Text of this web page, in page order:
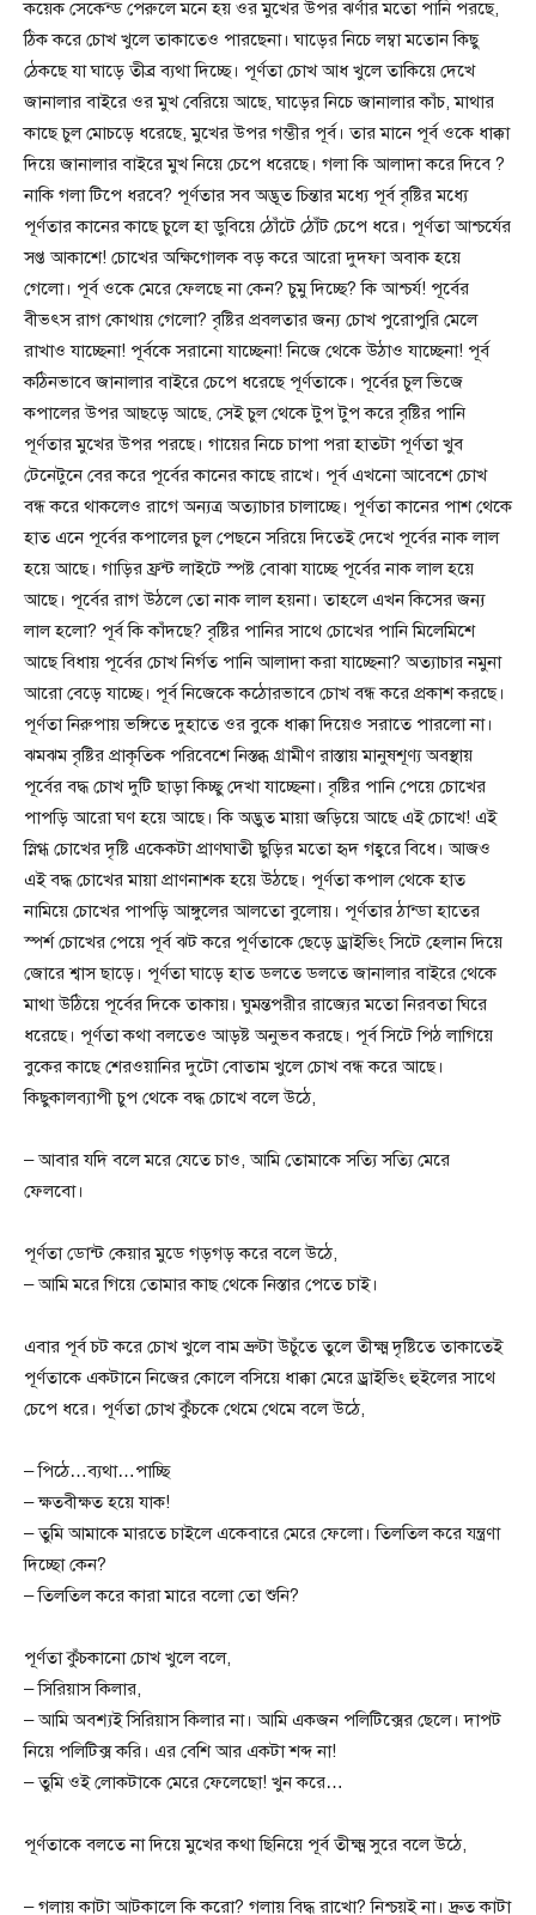
কয়েক সেকেন্ড পেরুলে মনে হয় ওর মুখের উপর ঝর্ণার মতো পানি পরছে,
ঠিক করে চোখ খুলে তাকাতেও পারছেনা। ঘাড়ের নিচে লম্বা মতোন কিছু
ঠেকছে যা ঘাড়ে তীব্র ব্যথা দিচ্ছে। পূর্ণতা চোখ আধ খুলে তাকিয়ে দেখে
জানালার বাইরে ওর মুখ বেরিয়ে আছে, ঘাড়ের নিচে জানালার কাঁচ, মাথার
কাছে চুল মোচড়ে ধরেছে, মুখের উপর গম্ভীর পূর্ব। তার মানে পূর্ব ওকে ধাক্কা
দিয়ে জানালার বাইরে মুখ নিয়ে চেপে ধরেছে। গলা কি আলাদা করে দিবে ?
নাকি গলা টিপে ধরবে? পূর্ণতার সব অদ্ভূত চিন্তার মধ্যে পূর্ব বৃষ্টির মধ্যে
পূর্ণতার কানের কাছে চুলে হা ডুবিয়ে ঠোঁটে ঠোঁট চেপে ধরে। পূর্ণতা আশ্চর্যের
সপ্ত আকাশে! চোখের অক্ষিগোলক বড় করে আরো দুদফা অবাক হয়ে
গেলো। পূর্ব ওকে মেরে ফেলছে না কেন? চুমু দিচ্ছে? কি আশ্চর্য! পূর্বের
বীভৎস রাগ কোথায় গেলো? বৃষ্টির প্রবলতার জন্য চোখ পুরোপুরি মেলে
রাখাও যাচ্ছেনা! পূর্বকে সরানো যাচ্ছেনা! নিজে থেকে উঠাও যাচ্ছেনা! পূর্ব
কঠিনভাবে জানালার বাইরে চেপে ধরেছে পূর্ণতাকে। পূর্বের চুল ভিজে
কপালের উপর আছড়ে আছে, সেই চুল থেকে টুপ টুপ করে বৃষ্টির পানি
পূর্ণতার মুখের উপর পরছে। গায়ের নিচে চাপা পরা হাতটা পূর্ণতা খুব
টেনেটুনে বের করে পূর্বের কানের কাছে রাখে। পূর্ব এখনো আবেশে চোখ
বন্ধ করে থাকলেও রাগে অন্যত্র অত্যাচার চালাচ্ছে। পূর্ণতা কানের পাশ থেকে
হাত এনে পূর্বের কপালের চুল পেছনে সরিয়ে দিতেই দেখে পূর্বের নাক লাল
হয়ে আছে। গাড়ির ফ্রন্ট লাইটে স্পষ্ট বোঝা যাচ্ছে পূর্বের নাক লাল হয়ে
আছে। পূর্বের রাগ উঠলে তো নাক লাল হয়না। তাহলে এখন কিসের জন্য
লাল হলো? পূর্ব কি কাঁদছে? বৃষ্টির পানির সাথে চোখের পানি মিলেমিশে
আছে বিধায় পূর্বের চোখ নির্গত পানি আলাদা করা যাচ্ছেনা? অত্যাচার নমুনা
আরো বেড়ে যাচ্ছে। পূর্ব নিজেকে কঠোরভাবে চোখ বন্ধ করে প্রকাশ করছে।
পূর্ণতা নিরুপায় ভঙ্গিতে দুহাতে ওর বুকে ধাক্কা দিয়েও সরাতে পারলো না।
ঝমঝম বৃষ্টির প্রাকৃতিক পরিবেশে নিস্তব্ধ গ্রামীণ রাস্তায় মানুষশূণ্য অবস্থায়
পূর্বের বদ্ধ চোখ দুটি ছাড়া কিচ্ছু দেখা যাচ্ছেনা। বৃষ্টির পানি পেয়ে চোখের
পাপড়ি আরো ঘণ হয়ে আছে। কি অদ্ভুত মায়া জড়িয়ে আছে এই চোখে! এই
স্নিগ্ধ চোখের দৃষ্টি একেকটা প্রাণঘাতী ছুড়ির মতো হৃদ গহ্বরে বিধে। আজও
এই বদ্ধ চোখের মায়া প্রাণনাশক হয়ে উঠছে। পূর্ণতা কপাল থেকে হাত
নামিয়ে চোখের পাপড়ি আঙ্গুলের আলতো বুলোয়। পূর্ণতার ঠান্ডা হাতের
স্পর্শ চোখের পেয়ে পূর্ব ঝট করে পূর্ণতাকে ছেড়ে ড্রাইভিং সিটে হেলান দিয়ে
জোরে শ্বাস ছাড়ে। পূর্ণতা ঘাড়ে হাত ডলতে ডলতে জানালার বাইরে থেকে
মাথা উঠিয়ে পূর্বের দিকে তাকায়। ঘুমন্তপরীর রাজ্যের মতো নিরবতা ঘিরে
ধরেছে। পূর্ণতা কথা বলতেও আড়ষ্ট অনুভব করছে। পূর্ব সিটে পিঠ লাগিয়ে
বুকের কাছে শেরওয়ানির দুটো বোতাম খুলে চোখ বন্ধ করে আছে।
কিছুকালব্যাপী চুপ থেকে বদ্ধ চোখে বলে উঠে,
– আবার যদি বলে মরে যেতে চাও, আমি তোমাকে সত্যি সত্যি মেরে
ফেলবো।
পূর্ণতা ডোন্ট কেয়ার মুডে গড়গড় করে বলে উঠে,
– আমি মরে গিয়ে তোমার কাছ থেকে নিস্তার পেতে চাই।
এবার পূর্ব চট করে চোখ খুলে বাম ভ্রুটা উচুঁতে তুলে তীক্ষ্ম দৃষ্টিতে তাকাতেই
পূর্ণতাকে একটানে নিজের কোলে বসিয়ে ধাক্কা মেরে ড্রাইভিং হুইলের সাথে
চেপে ধরে। পূর্ণতা চোখ কুঁচকে থেমে থেমে বলে উঠে,
– পিঠে…ব্যথা…পাচ্ছি
– ক্ষতবীক্ষত হয়ে যাক!
– তুমি আমাকে মারতে চাইলে একেবারে মেরে ফেলো। তিলতিল করে যন্ত্রণা
দিচ্ছো কেন?
– তিলতিল করে কারা মারে বলো তো শুনি?
পূর্ণতা কুঁচকানো চোখ খুলে বলে,
– সিরিয়াস কিলার,
– আমি অবশ্যই সিরিয়াস কিলার না। আমি একজন পলিটিক্সের ছেলে। দাপট
নিয়ে পলিটিক্স করি। এর বেশি আর একটা শব্দ না!
– তুমি ওই লোকটাকে মেরে ফেলেছো! খুন করে…
পূর্ণতাকে বলতে না দিয়ে মুখের কথা ছিনিয়ে পূর্ব তীক্ষ্ম সুরে বলে উঠে,
– গলায় কাটা আটকালে কি করো? গলায় বিদ্ধ রাখো? নিশ্চয়ই না। দ্রুত কাটা